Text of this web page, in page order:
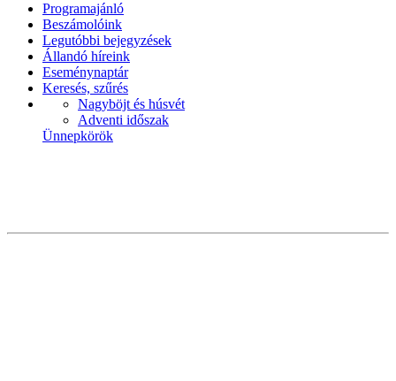
Programajánló
Beszámolóink
Legutóbbi bejegyzések
Állandó híreink
Eseménynaptár
Keresés, szűrés
Nagyböjt és húsvét
Adventi időszak
Ünnepkörök